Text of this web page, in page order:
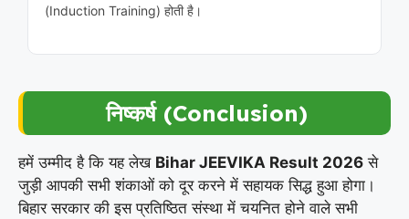
(Induction Training) होती है।
निष्कर्ष (Conclusion)
हमें उम्मीद है कि यह लेख Bihar JEEVIKA Result 2026 से
जुड़ी आपकी सभी शंकाओं को दूर करने में सहायक सिद्ध हुआ होगा।
बिहार सरकार की इस प्रतिष्ठित संस्था में चयनित होने वाले सभी